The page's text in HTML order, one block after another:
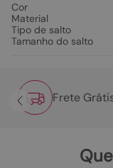
Cor
Material
Tipo de salto
Tamanho do salto
Frete